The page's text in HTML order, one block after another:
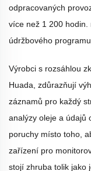
odpracovaných
více než 1 200 hodin.
údržbového programu.
Výrobci s rozsáhlou
Huada, zdůrazňují
záznamů pro každý
analýzy oleje a údajů
poruchy místo toho,
zařízení pro
stojí zhruba tolik jako